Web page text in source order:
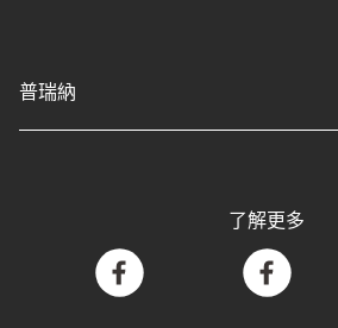
普瑞納
了解更多
facebook facebook